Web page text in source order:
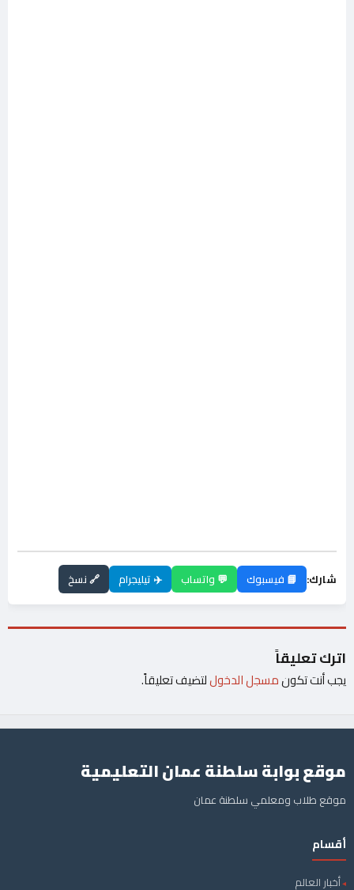
شارك: 📘 فيسبوك 💬 واتساب ✈️ تيليجرام 🔗 نسخ
اترك تعليقاً
يجب أنت تكونمسجل الدخوللتضيف تعليقاً.
موقع بوابة سلطنة عمان التعليمية
موقع طلاب ومعلمي سلطنة عمان
أقسام
أخبار العالم